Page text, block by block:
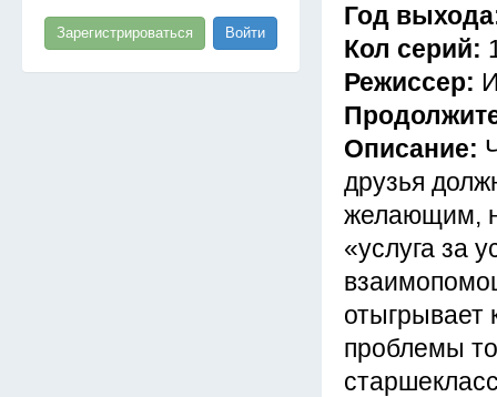
Зарегистрироваться Войти
Год
Кол серий:
Режиссер:
Описание:
друзья
желающим,
«услуга за
отыгрывает
проблемы